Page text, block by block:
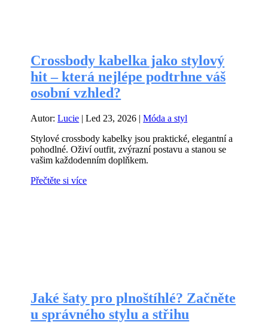
Crossbody kabelka jako stylový
hit – která nejlépe podtrhne váš
osobní vzhled?
Autor:Lucie |Led 23, 2026 |Móda a styl
Stylové crossbody kabelky jsou praktické, elegantní a
pohodlné. Oživí outfit, zvýrazní postavu a stanou se
vašim každodenním doplňkem.
Přečtěte si více
Jaké šaty pro plnoštíhlé? Začněte
u správného stylu a střihu